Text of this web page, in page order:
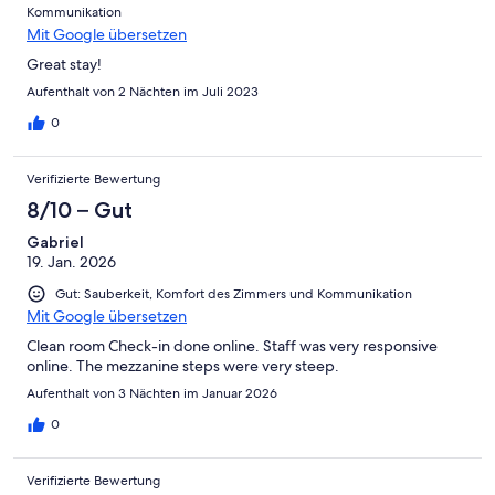
Kommunikation
Mit Google übersetzen
Great stay!
Aufenthalt von 2 Nächten im Juli 2023
0
Verifizierte Bewertung
8/10 – Gut
Gabriel
19. Jan. 2026
Gut: Sauberkeit, Komfort des Zimmers und Kommunikation
Mit Google übersetzen
Clean room Check-in done online. Staff was very responsive
online. The mezzanine steps were very steep.
Aufenthalt von 3 Nächten im Januar 2026
0
Verifizierte Bewertung